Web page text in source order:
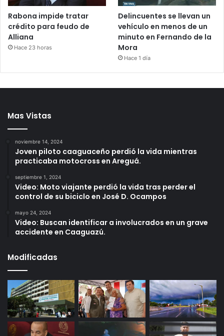
Rabona impide tratar
crédito para feudo de
Alliana
Hace 23 horas
Delincuentes se llevan un
vehículo en menos de un
minuto en Fernando de la
Mora
Hace 1 día
Mas Vistas
noviembre 14, 2024
Joven piloto caaguaceño perdió la vida mientras
practicaba motocross en Areguá.
septiembre 1, 2024
Video: Moto viajante perdió la vida tras perder el
control de su biciclo en José D. Ocampos
mayo 24, 2024
Video: Buscan identificar a involucrados en un grave
accidente en Caaguazú.
Modificadas